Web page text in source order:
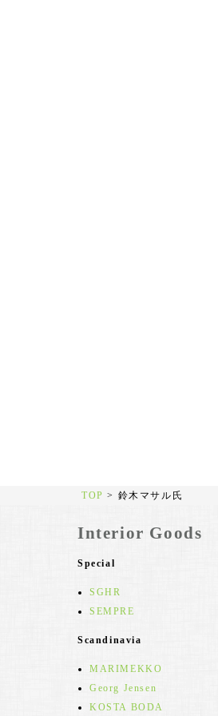
TOP > 鈴木マサル氏
Interior Goods
Special
SGHR
SEMPRE
Scandinavia
MARIMEKKO
Georg Jensen
KOSTA BODA